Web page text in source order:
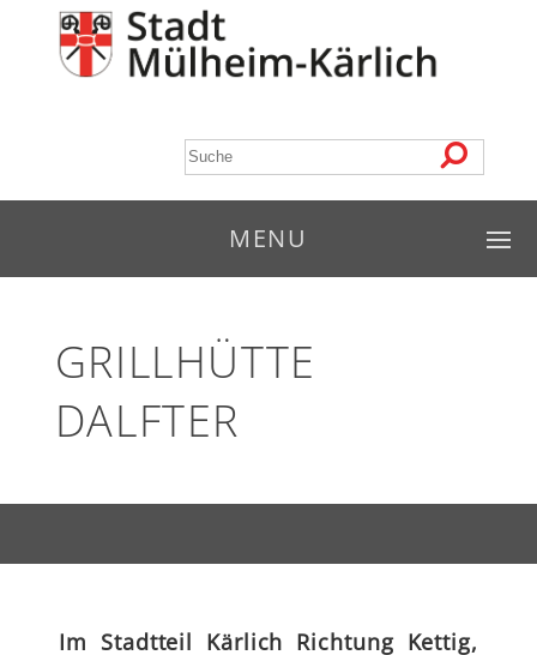
MENU
GRILLHÜTTE
DALFTER
Im Stadtteil Kärlich Richtung Kettig,